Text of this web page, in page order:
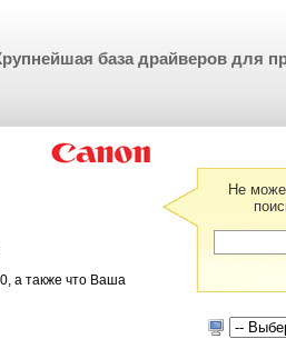
база драйверов для
а также что Ваша
Не